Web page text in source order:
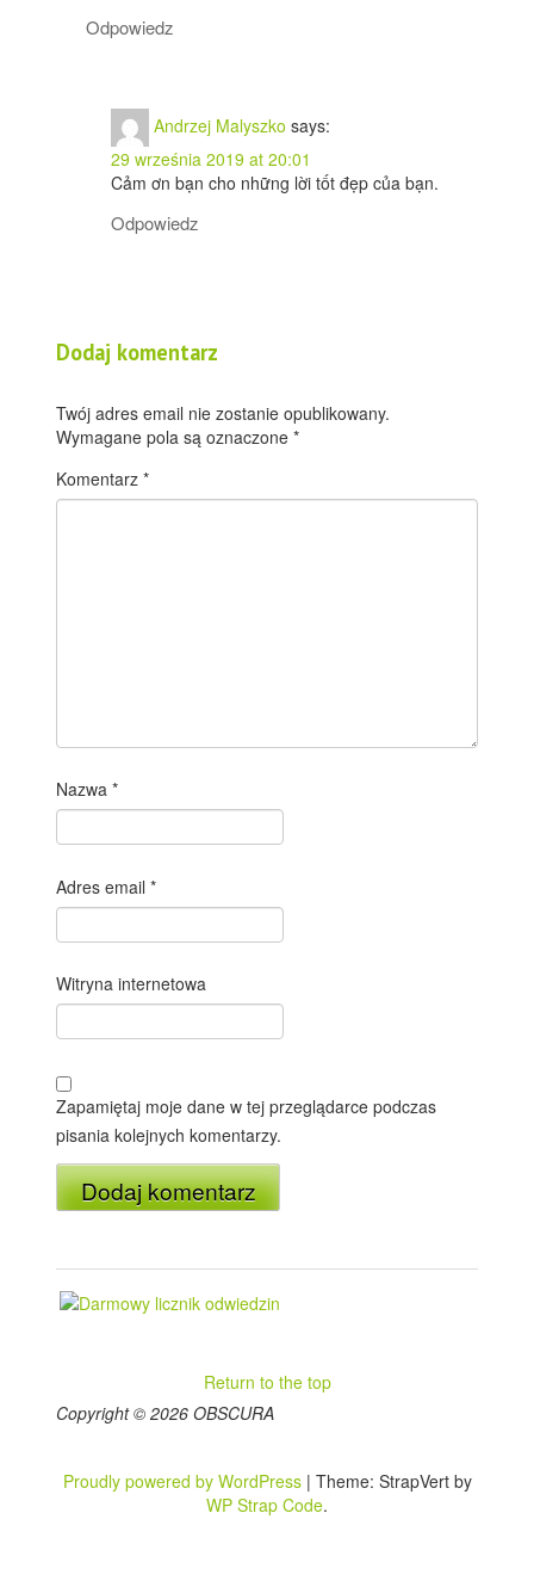
Odpowiedz
Andrzej Malyszko says:
29 września 2019 at 20:01
Cảm ơn bạn cho những lời tốt đẹp của bạn.
Odpowiedz
Dodaj komentarz
Twój adres email nie zostanie opublikowany.
Wymagane pola są oznaczone*
Komentarz*
Nazwa*
Adres email*
Witryna internetowa
Zapamiętaj moje dane w tej przeglądarce podczas
pisania kolejnych komentarzy.
Return to the top
Copyright © 2026 OBSCURA
Proudly powered by WordPress | Theme: StrapVert by
WP Strap Code.